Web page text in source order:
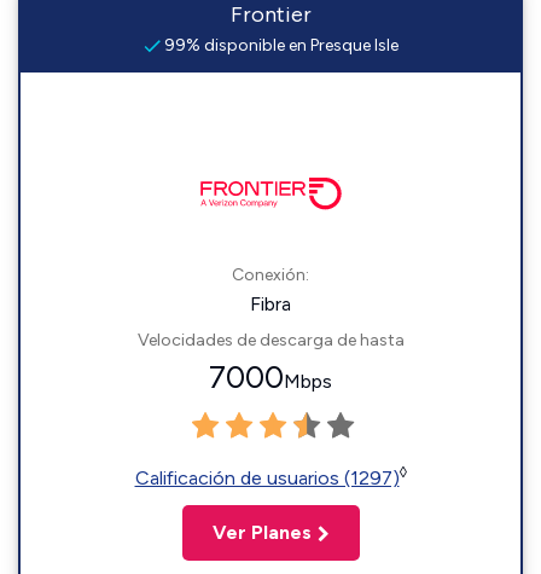
Frontier
99% disponible en Presque Isle
Conexión:
Fibra
Velocidades de descarga de hasta
7000Mbps
Calificación de usuarios (1297)◊
Ver Planes